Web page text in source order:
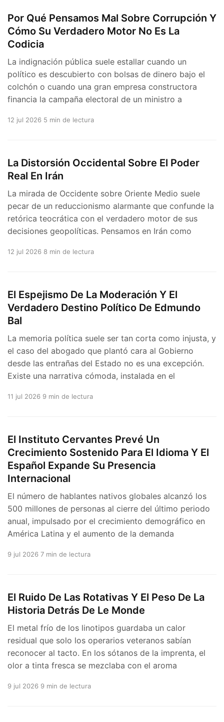
Por Qué Pensamos Mal Sobre Corrupción Y
Cómo Su Verdadero Motor No Es La
Codicia
La indignación pública suele estallar cuando un
político es descubierto con bolsas de dinero bajo el
colchón o cuando una gran empresa constructora
financia la campaña electoral de un ministro a
12 jul 2026 5 min de lectura
La Distorsión Occidental Sobre El Poder
Real En Irán
La mirada de Occidente sobre Oriente Medio suele
pecar de un reduccionismo alarmante que confunde la
retórica teocrática con el verdadero motor de sus
decisiones geopolíticas. Pensamos en Irán como
12 jul 2026 8 min de lectura
El Espejismo De La Moderación Y El
Verdadero Destino Político De Edmundo
Bal
La memoria política suele ser tan corta como injusta, y
el caso del abogado que plantó cara al Gobierno
desde las entrañas del Estado no es una excepción.
Existe una narrativa cómoda, instalada en el
11 jul 2026 9 min de lectura
El Instituto Cervantes Prevé Un
Crecimiento Sostenido Para El Idioma Y El
Español Expande Su Presencia
Internacional
El número de hablantes nativos globales alcanzó los
500 millones de personas al cierre del último periodo
anual, impulsado por el crecimiento demográfico en
América Latina y el aumento de la demanda
9 jul 2026 7 min de lectura
El Ruido De Las Rotativas Y El Peso De La
Historia Detrás De Le Monde
El metal frío de los linotipos guardaba un calor
residual que solo los operarios veteranos sabían
reconocer al tacto. En los sótanos de la imprenta, el
olor a tinta fresca se mezclaba con el aroma
9 jul 2026 9 min de lectura